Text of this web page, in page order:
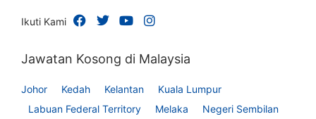
Ikuti Kami
Jawatan Kosong di Malaysia
Johor Kedah Kelantan
Kuala Lumpur
Labuan Federal Territory
Melaka
Negeri Sembilan